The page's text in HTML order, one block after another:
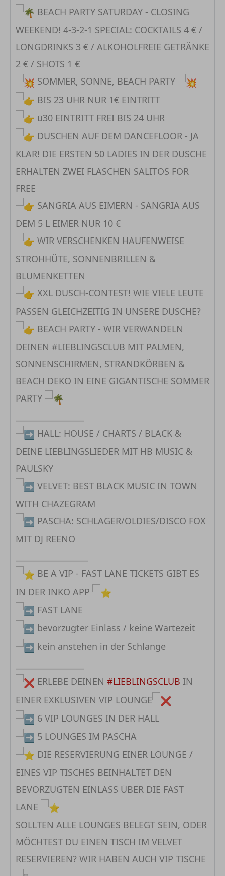
BEACH PARTY SATURDAY - CLOSING
WEEKEND! 4-3-2-1 SPECIAL: COCKTAILS 4 € /
LONGDRINKS 3 € / ALKOHOLFREIE GETRÄNKE
2 € / SHOTS 1 €
SOMMER, SONNE, BEACH PARTY
BIS 23 UHR NUR 1€ EINTRITT
ü30 EINTRITT FREI BIS 24 UHR
DUSCHEN AUF DEM DANCEFLOOR - JA
KLAR! DIE ERSTEN 50 LADIES IN DER DUSCHE
ERHALTEN ZWEI FLASCHEN SALITOS FOR
FREE
SANGRIA AUS EIMERN - SANGRIA AUS
DEM 5 L EIMER NUR 10 €
WIR VERSCHENKEN HAUFENWEISE
STROHHÜTE, SONNENBRILLEN &
BLUMENKETTEN
XXL DUSCH-CONTEST! WIE VIELE LEUTE
PASSEN GLEICHZEITIG IN UNSERE DUSCHE?
BEACH PARTY - WIR VERWANDELN
DEINEN #LIEBLINGSCLUB MIT PALMEN,
SONNENSCHIRMEN, STRANDKÖRBEN &
BEACH DEKO IN EINE GIGANTISCHE SOMMER
PARTY
HALL: HOUSE / CHARTS / BLACK &
DEINE LIEBLINGSLIEDER MIT HB MUSIC &
PAULSKY
VELVET: BEST BLACK MUSIC IN TOWN
WITH CHAZEGRAM
PASCHA: SCHLAGER/OLDIES/DISCO FOX
MIT DJ REENO
BE A VIP - FAST LANE TICKETS GIBT ES
IN DER INKO APP
FAST LANE
bevorzugter Einlass / keine Wartezeit
kein anstehen in der Schlange
ERLEBE DEINEN #LIEBLINGSCLUB IN
EINER EXKLUSIVEN VIP LOUNGE
6 VIP LOUNGES IN DER HALL
5 LOUNGES IM PASCHA
DIE RESERVIERUNG EINER LOUNGE /
EINES VIP TISCHES BEINHALTET DEN
BEVORZUGTEN EINLASS ÜBER DIE FAST
LANE
SOLLTEN ALLE LOUNGES BELEGT SEIN, ODER
MÖCHTEST DU EINEN TISCH IM VELVET
RESERVIEREN? WIR HABEN AUCH VIP TISCHE